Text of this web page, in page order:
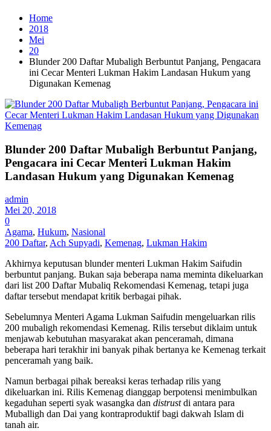
Home
2018
Mei
20
Blunder 200 Daftar Mubaligh Berbuntut Panjang, Pengacara
ini Cecar Menteri Lukman Hakim Landasan Hukum yang
Digunakan Kemenag
Blunder 200 Daftar Mubaligh Berbuntut Panjang,
Pengacara ini Cecar Menteri Lukman Hakim
Landasan Hukum yang Digunakan Kemenag
admin
Mei 20, 2018
0
Agama, Hukum, Nasional
200 Daftar, Ach Supyadi, Kemenag, Lukman Hakim
Akhirnya keputusan blunder menteri Lukman Hakim Saifudin
berbuntut panjang. Bukan saja beberapa nama meminta dikeluarkan
dari list 200 Daftar Mubaliq Rekomendasi Kemenag, tetapi juga
daftar tersebut mendapat kritik berbagai pihak.
Sebelumnya Menteri Agama Lukman Saifudin mengeluarkan rilis
200 mubaligh rekomendasi Kemenag. Rilis tersebut diklaim untuk
menjawab kebutuhan masyarakat akan penceramah, dimana
beberapa hari terakhir ini banyak pihak bertanya ke Kemenag terkait
penceramah yang baik.
Namun berbagai pihak bereaksi keras terhadap rilis yang
dikeluarkan ini. Rilis Kemenag dianggap berpotensi menimbulkan
kegaduhan seperti syak wasangka dan distrustdi antara para
Muballigh dan Dai yang kontraproduktif bagi dakwah Islam di
tanah air.